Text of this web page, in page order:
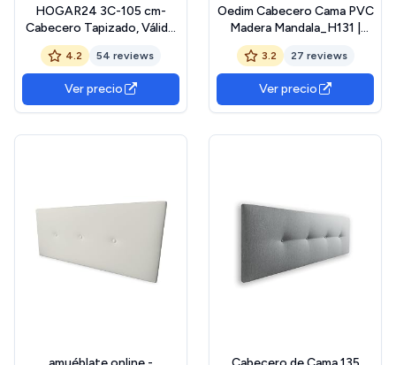
HOGAR24 3C-105 cm-
Cabecero Tapizado, Válido
para Cama 90-105 cm,
Color Blanco
4.2 54 reviews
Ver precio
Oedim Cabecero Cama PVC
Madera Mandala_H131 |
Disponible en Varias
Medidas | Cabecero Ligero,
Elegante, Resistente y
Económico (Madera Clara
Mandala_H131, 150x60cm)
3.2 27 reviews
Ver precio